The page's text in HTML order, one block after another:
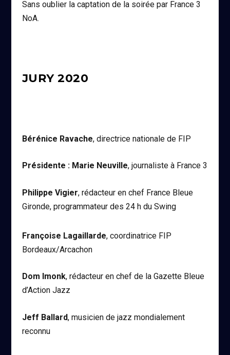
Sans oublier la captation de la soirée par France 3
NoA.
JURY 2020
Bérénice Ravache, directrice nationale de FIP
Présidente : Marie Neuville, journaliste à France 3
Philippe Vigier, rédacteur en chef France Bleue
Gironde, programmateur des 24 h du Swing
Françoise Lagaillarde, coordinatrice FIP
Bordeaux/Arcachon
Dom Imonk, rédacteur en chef de la Gazette Bleue
d’Action Jazz
Jeff Ballard, musicien de jazz mondialement
reconnu